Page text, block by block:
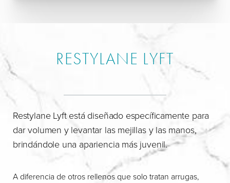
RESTYLANE LYFT
Restylane Lyft está diseñado específicamente para
dar volumen y levantar las mejillas y las manos,
brindándole una apariencia más juvenil.
A diferencia de otros rellenos que solo tratan arrugas,